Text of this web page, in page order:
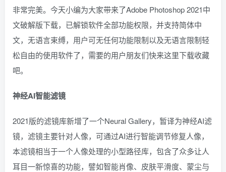
非常完美。今天小编为大家带来了Adobe Photoshop 2021中
文破解版下载，已解锁软件全部功能权限，并支持简体中
文，无语言束缚，用户可无任何功能限制以及无语言限制轻
松自由的使用软件了，需要的用户朋友们快来这里下载收藏
吧。
神经AI智能滤镜
2021版的滤镜库新增了一个Neural Gallery，暂译为神经AI滤
镜，滤镜主要针对人像，可通过AI进行智能调节修复人像，
本滤镜相当于一个人像处理的小型路径库，包含了众多让人
耳目一新惊喜的功能，譬如智能肖像、皮肤平滑度、蒙尘与